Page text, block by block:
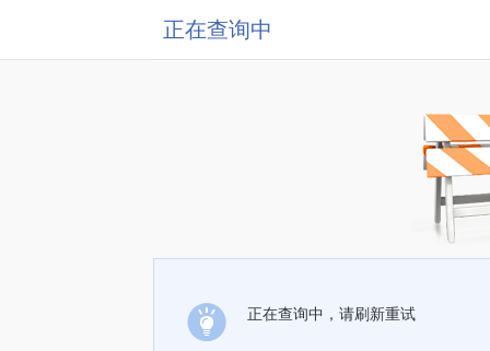
正在查询中
正在查询中，请刷新重试